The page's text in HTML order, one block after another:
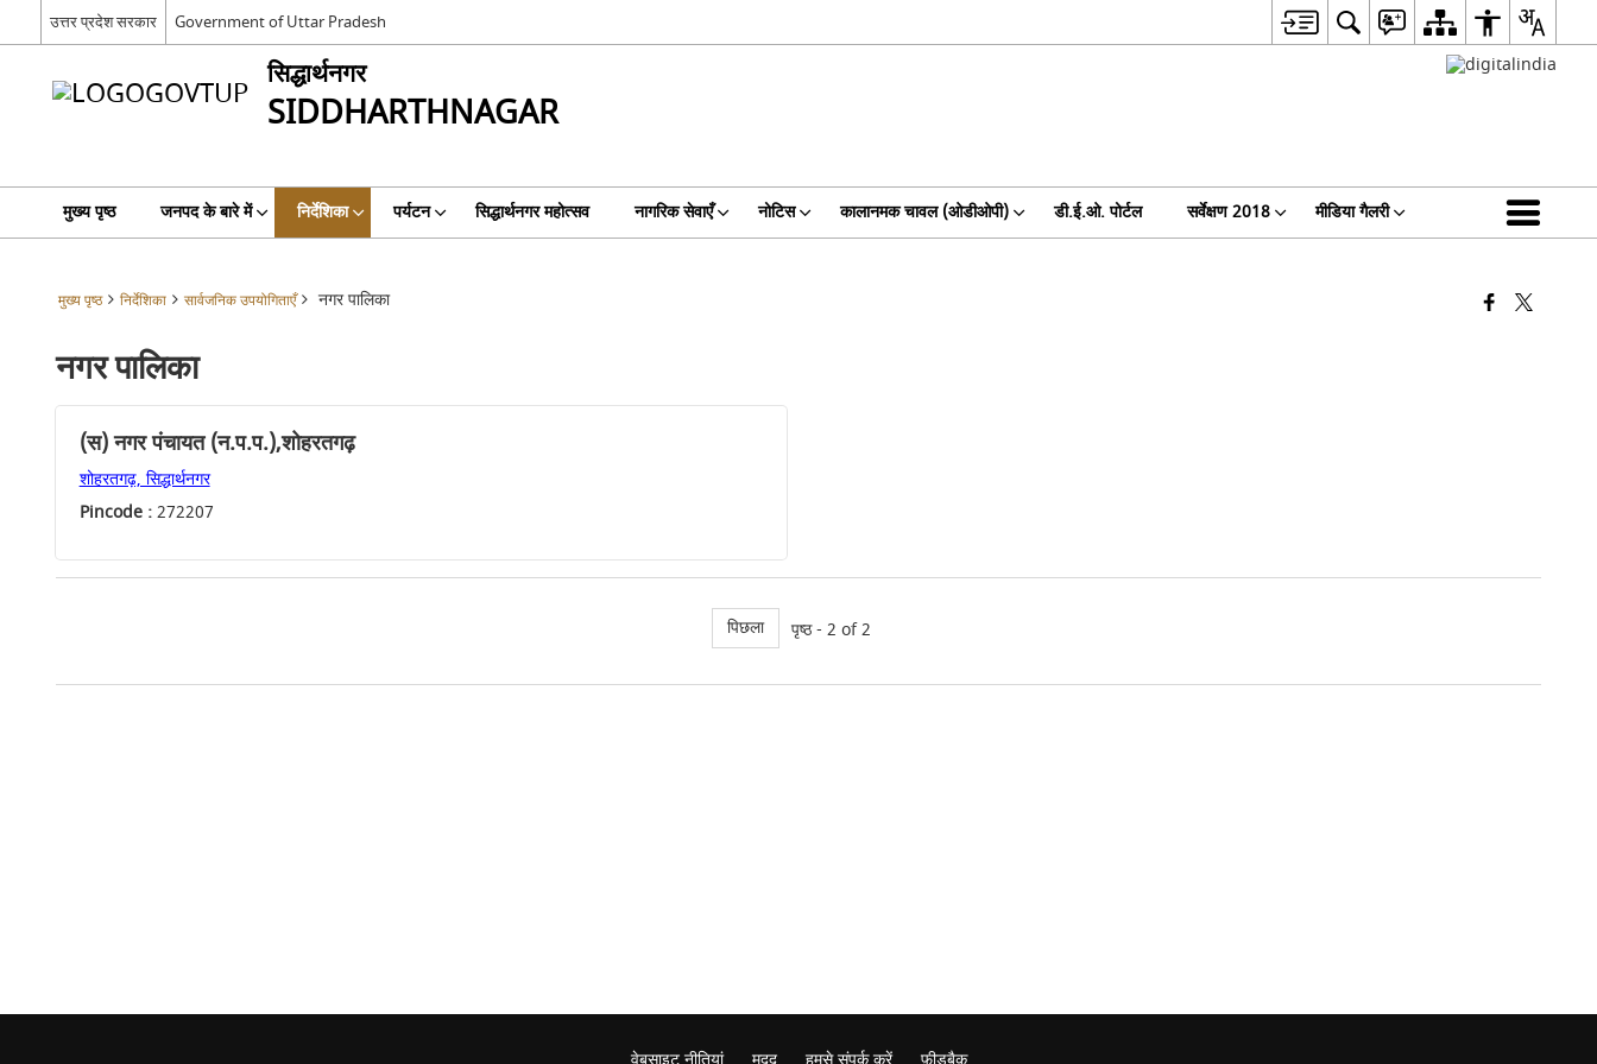
उत्तर प्रदेश सरकार Government of Uttar Pradesh
सिद्धार्थनगर
SIDDHARTHNAGAR
मुख्य पृष्ठ जनपद के बारे में निर्देशिका पर्यटन सिद्धार्थनगर महोत्सव नागरिक सेवाएँ नोटिस कालानमक चावल (ओडीओपी) डी.ई.ओ. पोर्टल सर्वेक्षण 2018 मीडिया गैलरी
मुख्य पृष्ठ निर्देशिका सार्वजनिक उपयोगिताएँ नगर पालिका
नगर पालिका
(स) नगर पंचायत (न.प.प.),शोहरतगढ़
शोहरतगढ़, सिद्धार्थनगर
Pincode :272207
पिछला पृष्ठ - 2 of 2